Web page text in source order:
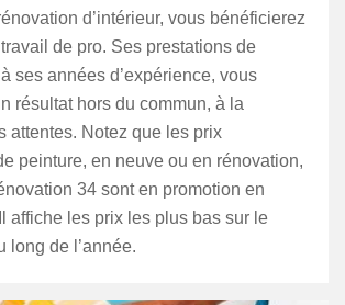
d’intérieur, vous bénéficierez
de pro. Ses prestations de
ses années d’expérience, vous
résultat hors du commun, à la
attentes. Notez que les prix
peinture, en neuve ou en rénovation,
34 sont en promotion en
affiche les prix les plus bas sur le
long de l’année.